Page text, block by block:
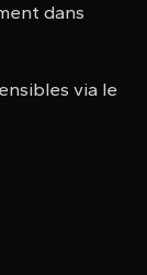
dans
via le